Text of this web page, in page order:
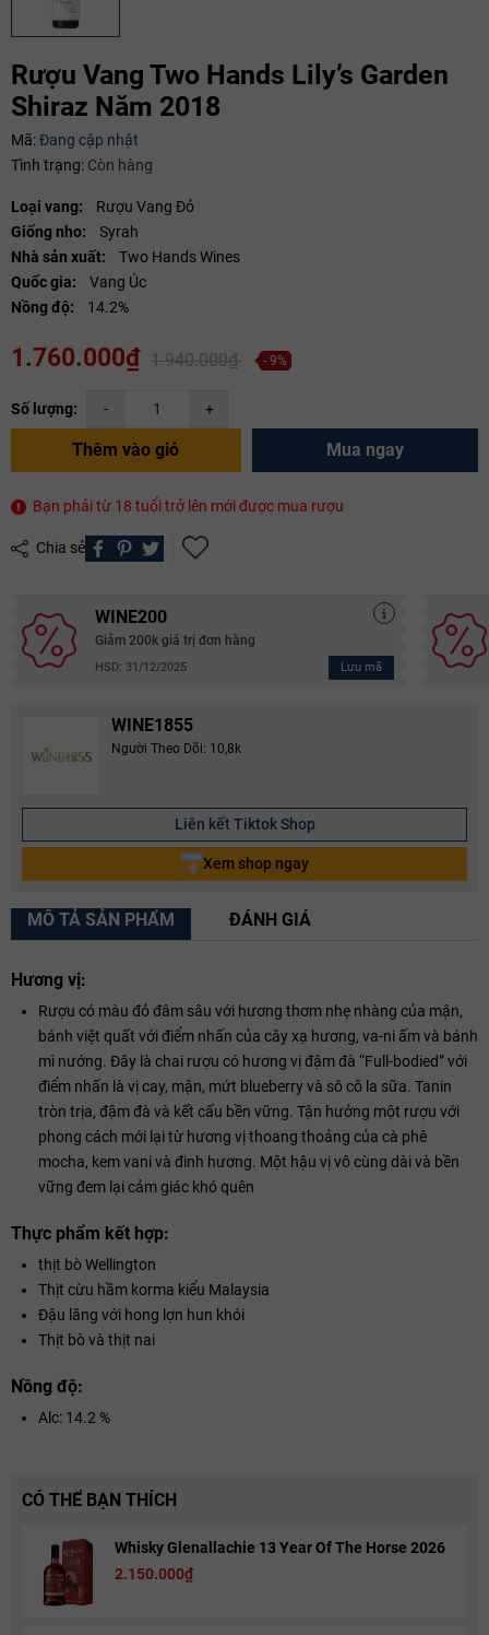
Rượu Vang Two Hands Lily’s Garden
Shiraz Năm 2018
Mã:Đang cập nhật
Tình trạng: Còn hàng
Loại vang:
Rượu Vang Đỏ
Giống nho: Syrah
Nhà sản xuất: Two Hands Wines
Quốc gia: Vang Úc
Nồng độ:
14.2%
1.760.000₫ 1.940.000₫ - 9%
Số lượng: - +
Thêm vào giỏ Mua ngay
Bạn phải từ 18 tuổi trở lên mới được mua rượu
Chia sẻ
WINE200
Giảm 200k giá trị đơn hàng
HSD: 31/12/2025 Lưu mã
Mã giảm giá:
Ngày hết hạn:
Copy mã và nhập mã ở trang
WINE1855
Người Theo Dõi: 10,8k
Liên kết Tiktok Shop
Xem shop ngay
MÔ TẢ SẢN PHẨM ĐÁNH GIÁ
Hương vị:
Rượu có màu đỏ đâm sâu với hương thơm nhẹ nhàng của mận,
bánh việt quất với điểm nhấn của cây xạ hương, va-ni ấm và bánh
mì nướng. Đây là chai rượu có hương vị đậm đà “Full-bodied” với
điểm nhấn là vị cay, mận, mứt blueberry và sô cô la sữa. Tanin
tròn trịa, đậm đà và kết cấu bền vững. Tận hưởng một rượu với
phong cách mới lại từ hương vị thoang thoảng của cà phê
mocha, kem vani và đinh hương. Một hậu vị vô cùng dài và bền
vững đem lại cảm giác khó quên
Thực phẩm kết hợp:
thịt bò Wellington
Thịt cừu hầm korma kiểu Malaysia
Đậu lăng với hong lợn hun khói
Thịt bò và thịt nai
Nồng độ:
Alc: 14.2 %
CÓ THỂ BẠN THÍCH
Whisky Glenallachie 13 Year Of The Horse 2026
2.150.000₫